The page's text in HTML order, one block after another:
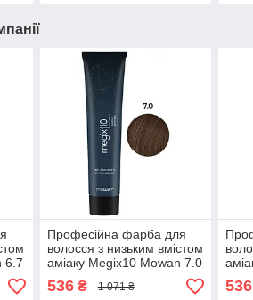
6.7
Професійна фарба для
волосся з низьким вмістом
аміаку Megix10 Mowan 7.0
середній блонд 100 мл
536₴ 1 071 ₴ 536